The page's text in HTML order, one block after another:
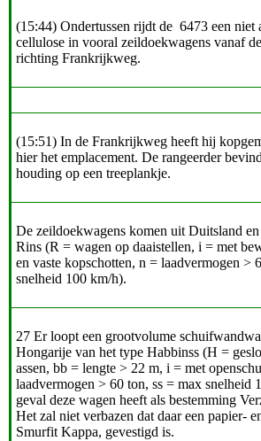
(15:44) Ondertussen rijdt de 6473 een niet
cellulose in vooral zeildoekwagens vanaf
richting Frankrijkweg.
(15:51) In de Frankrijkweg heeft hij
hier het emplacement. De rangeerder
houding op een treeplankje.
De zeildoekwagens komen uit Duitsland
Rins (R = wagen op daaistellen, i = met
en vaste kopschotten, n = laadvermogen >
snelheid 100 km/h).
27 Er loopt een grootvolume
Hongarije van het type Habbinss (H =
assen, bb = lengte > 22 m, i = met
laadvermogen > 60 ton, ss = max snelheid
geval deze wagen heeft als bestemming
Het zal niet verbazen dat daar een papier-
Smurfit Kappa, gevestigd is.